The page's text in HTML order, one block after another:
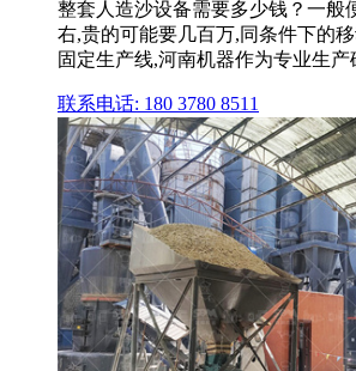
整套人造沙设备需要多少钱？一般
右,贵的可能要几百万,同条件下的
固定生产线,河南机器作为专业生产
联系电话: 180 3780 8511